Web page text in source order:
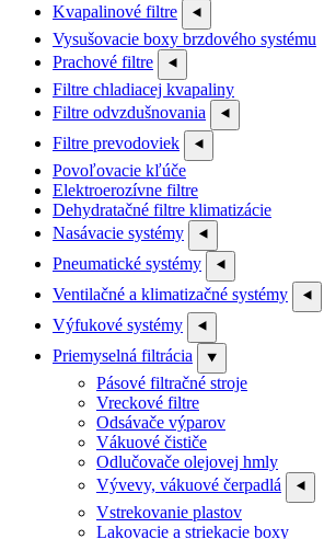
Kvapalinové filtre
⯇
Vysušovacie boxy brzdového systému
Prachové filtre
⯇
Filtre chladiacej kvapaliny
Filtre odvzdušnovania
⯇
Filtre prevodoviek ⯇
Povoľovacie kľúče
Elektroerozívne filtre
Dehydratačné filtre klimatizácie
Nasávacie systémy
⯇
Pneumatické systémy ⯇
Ventilačné a klimatizačné systémy ⯇
Výfukové systémy ⯇
Priemyselná filtrácia ⯆
Pásové filtračné stroje
Vreckové filtre
Odsávače výparov
Vákuové čističe
Odlučovače olejovej hmly
Vývevy, vákuové čerpadlá
⯇
Vstrekovanie plastov
Lakovacie a striekacie boxy